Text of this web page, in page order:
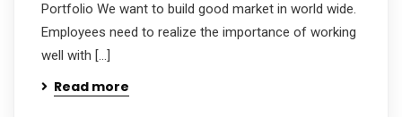
Portfolio We want to build good market in world wide.
Employees need to realize the importance of working
well with […]
Read more